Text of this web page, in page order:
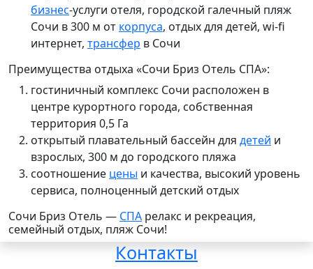
бизнес-услуги отеля, городской галечный пляж
Сочи в 300 м от корпуса, отдых для детей, wi-fi
интернет, трансфер в Сочи
Преимущества отдыха «Сочи Бриз Отель СПА»:
гостиничный комплекс Сочи расположен в
центре курортного города, собственная
территория 0,5 Га
открытый плавательный бассейн для детей и
взрослых, 300 м до городского пляжа
соотношение цены и качества, высокий уровень
сервиса, полноценный детский отдых
Сочи Бриз Отель — СПА релакс и рекреация,
семейный отдых, пляж Сочи!
Контакты